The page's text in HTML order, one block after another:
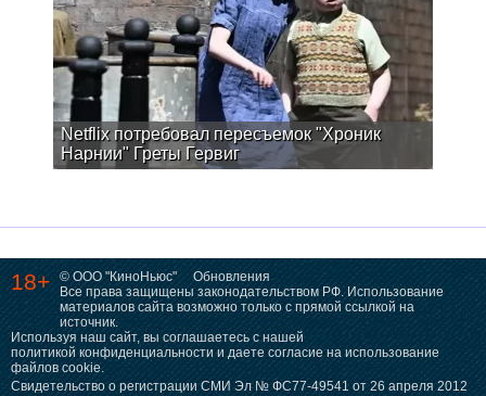
Netflix потребовал пересъемок "Хроник
Нарнии" Греты Гервиг
18+ © ООО "КиноНьюс"
Обновления
Все права защищены законодательством РФ. Использование
материалов сайта возможно только с прямой ссылкой на
источник.
Используя наш сайт, вы соглашаетесь с нашей
политикой конфиденциальности и даете согласие на использование
файлов cookie.
Свидетельство о регистрации СМИ Эл № ФС77-49541 от 26 апреля 2012